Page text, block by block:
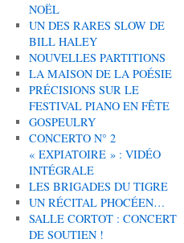
NOËL
UN DES RARES SLOW DE
BILL HALEY
NOUVELLES PARTITIONS
LA MAISON DE LA POÉSIE
PRÉCISIONS SUR LE
FESTIVAL PIANO EN FÊTE
GOSPEULRY
CONCERTO N° 2
« EXPIATOIRE » : VIDÉO
INTÉGRALE
LES BRIGADES DU TIGRE
UN RÉCITAL PHOCÉEN…
SALLE CORTOT : CONCERT
DE SOUTIEN !